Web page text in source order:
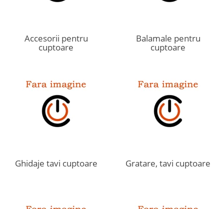
Accesorii pentru
cuptoare
Balamale pentru
cuptoare
Ghidaje tavi cuptoare Gratare, tavi cuptoare